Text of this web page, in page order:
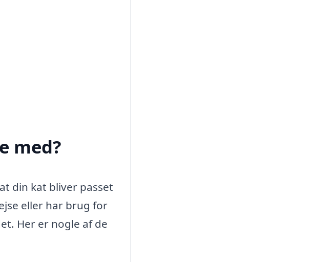
med?
din kat bliver passet
eller har brug for
Her er nogle af de